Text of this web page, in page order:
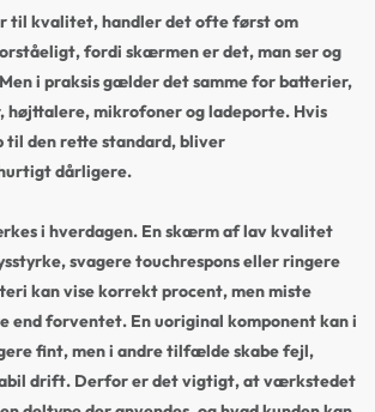
til kvalitet, handler det ofte først om
fordi skærmen er det, man ser og
i praksis gælder det samme for batterier,
højttalere, mikrofoner og ladeporte. Hvis
til den rette standard, bliver
dårligere.
i hverdagen. En skærm af lav kvalitet
svagere touchrespons eller ringere
kan vise korrekt procent, men miste
end forventet. En uoriginal komponent kan i
fint, men i andre tilfælde skabe fejl,
drift. Derfor er det vigtigt, at værkstedet